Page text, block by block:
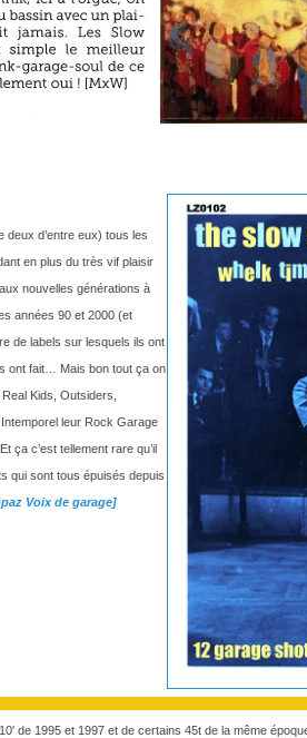
deux d’entre eux) tous les
en plus du très vif plaisir
nouvelles générations à
années 90 et 2000 (et
de labels sur lesquels ils ont
ont fait… Mais bon tout ça on
Kids, Outsiders,
leur Rock Garage
ça c’est tellement rare qu’il
qui sont tous épuisés depuis
Voix de garage]
de 1995 et 1997 et de certains 45t de la même